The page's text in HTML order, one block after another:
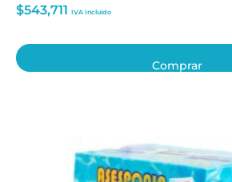
$543,711 IVA Incluido
Comprar